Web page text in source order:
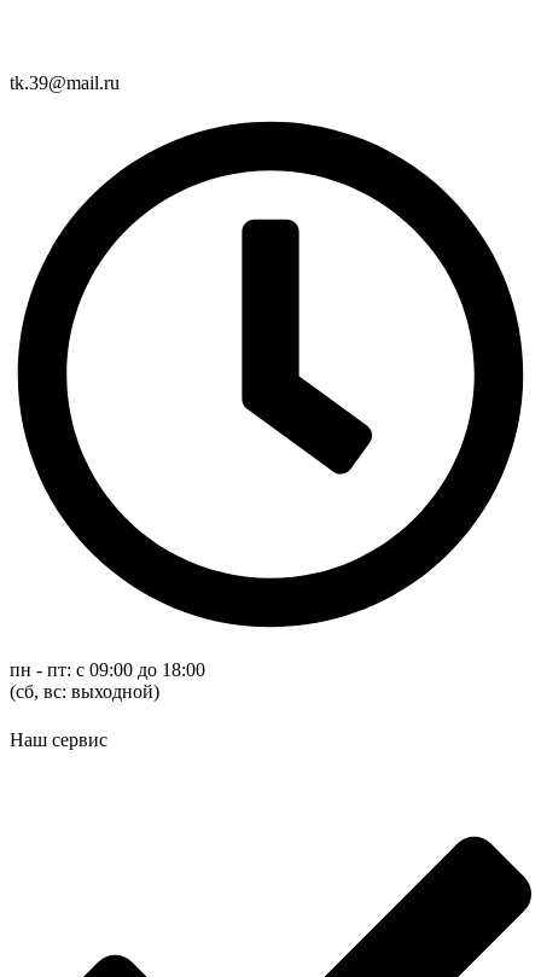
tk.39@mail.ru
пн - пт: с 09:00 до 18:00
(cб, вс: выходной)
Наш сервис